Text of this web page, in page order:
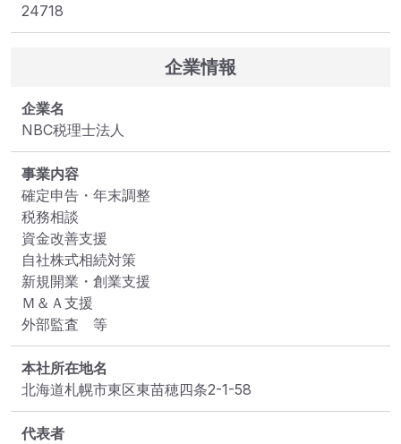
24718
企業情報
企業名
NBC税理士法人
事業内容
確定申告・年末調整
税務相談
資金改善支援
自社株式相続対策
新規開業・創業支援
Ｍ＆Ａ支援
外部監査　等
本社所在地名
北海道札幌市東区東苗穂四条2-1-58
代表者